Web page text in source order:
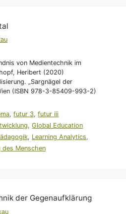
von Medientechnik im
Heribert (2020)
„Sargnägel der
(ISBN 978-3-85409-993-2)
,futur 3,futur iii
,Global Education
, Learning Analytics,
des Menschen
der Gegenaufklärung